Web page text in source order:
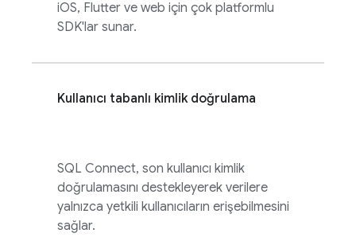
iOS, Flutter ve web için çok platformlu
SDK'lar sunar.
Kullanıcı tabanlı kimlik doğrulama
SQL Connect, son kullanıcı kimlik
doğrulamasını destekleyerek verilere
yalnızca yetkili kullanıcıların erişebilmesini
sağlar.